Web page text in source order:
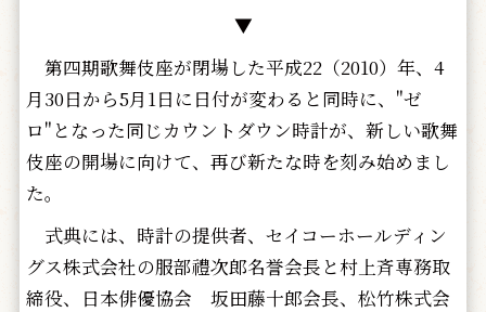
▼
第四期歌舞伎座が閉場した平成22（2010）年、4
月30日から5月1日に日付が変わると同時に、"ゼ
ロ"となった同じカウントダウン時計が、新しい歌舞
伎座の開場に向けて、再び新たな時を刻み始めまし
た。
式典には、時計の提供者、セイコーホールディン
グス株式会社の服部禮次郎名誉会長と村上斉専務取
締役、日本俳優協会 坂田藤十郎会長、松竹株式会